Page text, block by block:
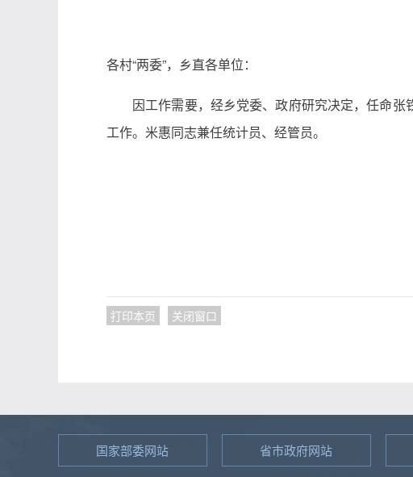
各村“两委”，乡直各单位：
因工作需要，经乡党委、政府研究决定，任命
工作。米惠同志兼任统计员、经管员。
打印本页 关闭窗口
国家部委网站 省市政府网站